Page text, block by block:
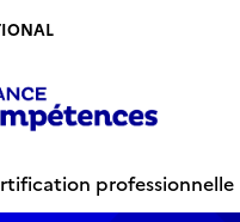
professionnelle